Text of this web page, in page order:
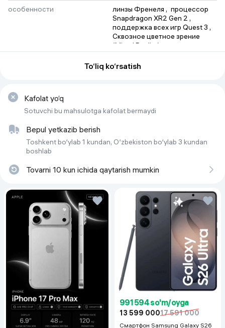
особенности
линзы Френеля , процессор
Snapdragon XR2 Gen 2 ,
поддержка всех игр Quest 3 ,
Сквозное цветное зрение
(Mixed Reality)
Диапазон регулировки фокуса58 мм - 68 мм
VR-очки
To‘liq ko‘rsatish
Kafolat yo‘q
Sotuvchi bu mahsulotga kafolat bermaydi
Bepul yetkazib berish
Toshkent bo‘ylab 1 kundan, O‘zbekiston bo‘ylab 3 kundan
boshlab
Tovarni 10 kun ichida qaytarish mumkin
991 594 so'm/oyga
13 599 00017 591 000
Смартфон Samsung Galaxy S26